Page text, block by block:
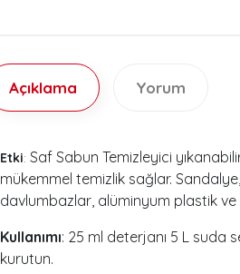
Açıklama Yorum
Etki:Saf Sabun Temizleyici
mükemmel temizlik sağlar.
davlumbazlar, alüminyum plastik
Kullanımı: 25 ml deterjanı 5 L suda
kurutun.